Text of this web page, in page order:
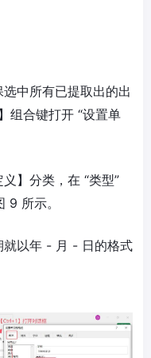
中所有已提取出的出
组合键打开 “设置单
】分类，在 “类型”
所示。
就以年 - 月 - 日的格式